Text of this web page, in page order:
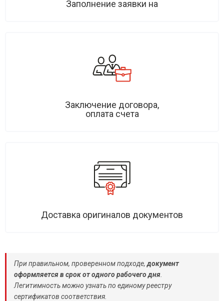
Заполнение заявки на
Заключение договора,
оплата счета
Доставка оригиналов документов
При правильном, проверенном подходе,документ
оформляется в срок от одного рабочего дня
Легитимность можно узнать по единому реестру
сертификатов соответствия.